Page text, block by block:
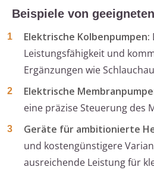
Beispiele von
Elektrische Kolbenpumpen:
Leistungsfähigkeit und
Ergänzungen wie
Elektrische
eine präzise Steuerung des
Geräte für ambitionierte
und kostengünstigere
ausreichende Leistung für